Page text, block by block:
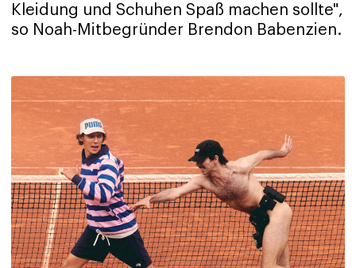
Kleidung und Schuhen Spaß machen sollte",
so Noah-Mitbegründer Brendon Babenzien.